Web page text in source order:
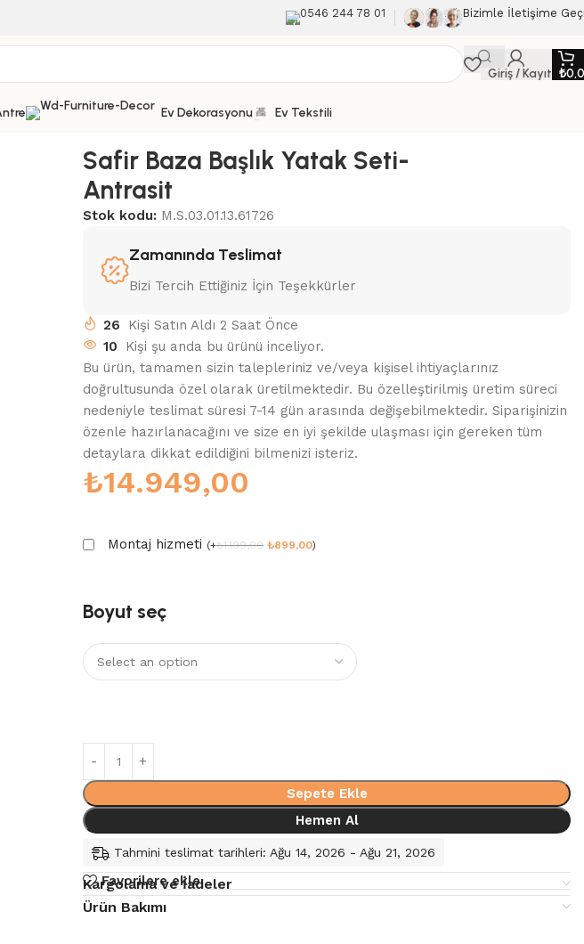
0546 244 78 01 Bizimle İletişime
Giriş / Kayıt ₺
Ev Dekorasyonu Ev Tekstili
Safir Baza Başlık Yatak Seti-
Antrasit
Stok kodu: M.S.03.01.13.61726
Zamanında Teslimat
Bizi Tercih Ettiğiniz İçin Teşekkürler
26
Kişi Satın Aldı 2 Saat Önce
10
Kişi şu anda bu ürünü inceliyor.
Bu ürün, tamamen sizin talepleriniz ve/veya kişisel ihtiyaçlarınız
doğrultusunda özel olarak üretilmektedir. Bu özelleştirilmiş üretim süreci
nedeniyle teslimat süresi 7-14 gün arasında değişebilmektedir. Siparişinizin
özenle hazırlanacağını ve size en iyi şekilde ulaşması için gereken tüm
detaylara dikkat edildiğini bilmenizi isteriz.
₺14.949,00
Montaj hizmeti (+₺1.199,00 ₺899,00)
Boyut seç
Sepete Ekle
Hemen Al
Tahmini teslimat tarihleri: Ağu 14, 2026 - Ağu 21, 2026
Favorilere ekle
Kargolama ve İadeler
Ürün Bakımı